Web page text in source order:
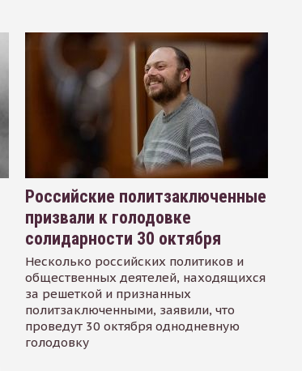
Российские политзаключенные
призвали к голодовке
солидарности 30 октября
Несколько российских политиков и
общественных деятелей, находящихся
за решеткой и признанных
политзаключенными, заявили, что
проведут 30 октября однодневную
голодовку